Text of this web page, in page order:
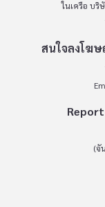
ในเครือ บริ
สนใจลงโฆษ
(จั